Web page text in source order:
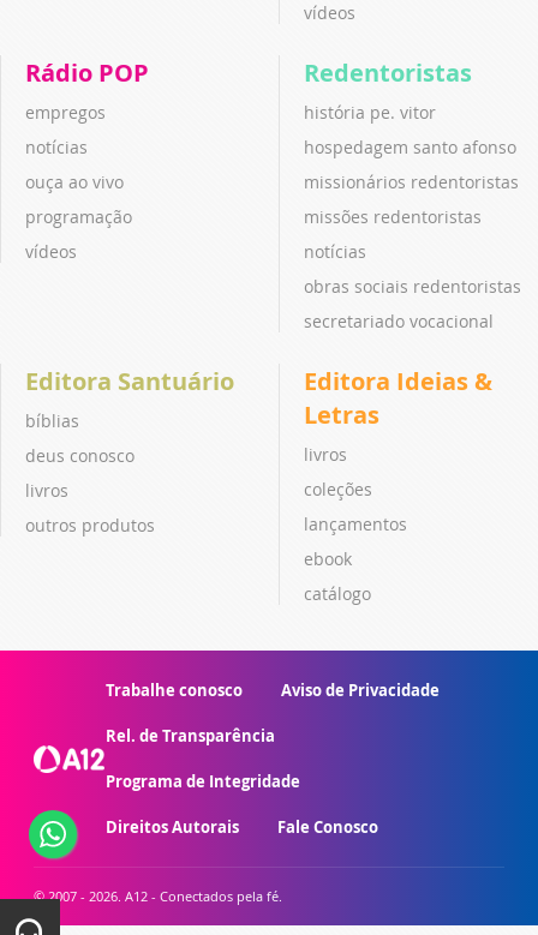
vídeos
Rádio POP
empregos
notícias
ouça ao vivo
programação
vídeos
Redentoristas
história pe. vitor
hospedagem santo afonso
missionários redentoristas
missões redentoristas
notícias
obras sociais redentoristas
secretariado vocacional
Editora Santuário
bíblias
deus conosco
livros
outros produtos
Editora Ideias &
Letras
livros
coleções
lançamentos
ebook
catálogo
Trabalhe conosco Aviso de Privacidade
Rel. de Transparência
Programa de Integridade
Direitos Autorais Fale Conosco
© 2007 - 2026. A12 - Conectados pela fé.